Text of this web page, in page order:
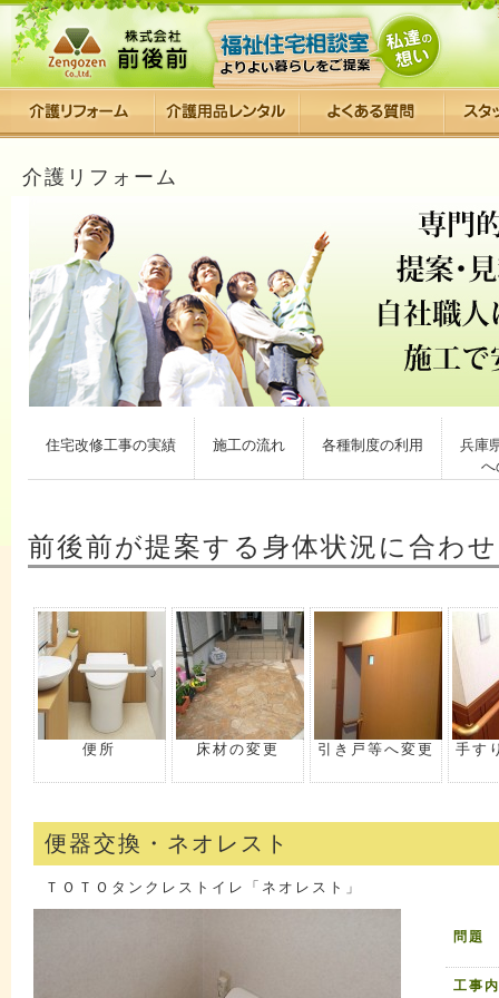
介護リフォーム
住宅改修工事の実績 施工の流れ 各種制度の利用
兵庫
へ
前後前が提案する身体状況に合わ
便所 床材の変更 引き戸等へ変更 手す
便器交換・ネオレスト
ＴＯＴＯタンクレストイレ「ネオレスト」
問題
工事